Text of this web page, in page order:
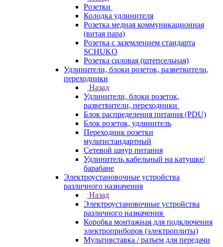
Розетки
Колодка удлинителя
Розетка медная коммуникационная
(витая пара)
Розетка с заземлением стандарта
SCHUKO
Розетка силовая (штепсельная)
Удлинители, блоки розеток, разветвители,
переходники
Назад
Удлинители, блоки розеток,
разветвители, переходники
Блок распределения питания (PDU)
Блок розеток, удлинитель
Переходник розетки
мультистандартный
Сетевой шнур питания
Удлинитель кабельный на катушке/
барабане
Электроустановочные устройства
различного назначения
Назад
Электроустановочные устройства
различного назначения
Коробка монтажная для подключения
электроприборов (электроплиты)
Мультивставка / разъем для передачи